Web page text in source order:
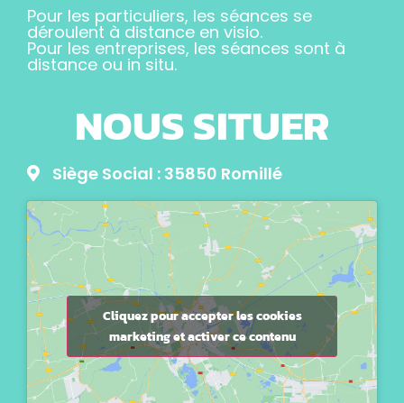
Pour les particuliers, les séances se
déroulent à distance en visio.
Pour les entreprises, les séances sont à
distance ou in situ.
NOUS SITUER
Siège Social : 35850 Romillé
Cliquez pour accepter les cookies
marketing et activer ce contenu